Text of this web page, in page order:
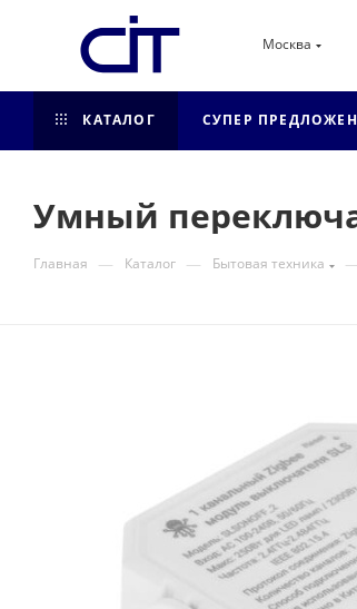
Москва
КАТАЛОГ СУПЕР
Умный
Главная — Каталог — Бытовая техника